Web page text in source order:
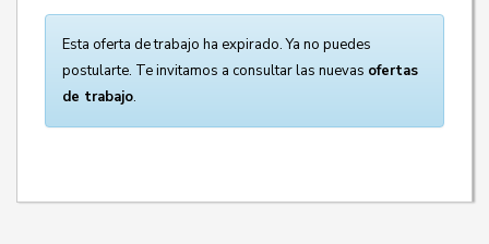
Esta oferta de trabajo ha expirado. Ya no puedes
postularte. Te invitamos a consultar las nuevas ofertas
de trabajo.